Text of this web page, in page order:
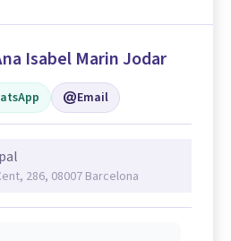
Isabel Marin Jodar
Email
286, 08007 Barcelona